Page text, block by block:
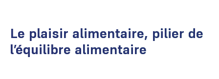
Le plaisir alimentaire, pilier de
l’équilibre alimentaire